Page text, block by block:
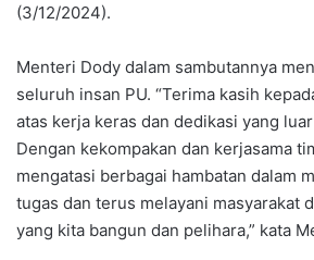
(3/12/2024).
Menteri Dody dalam sambutannya
seluruh insan PU. “Terima kasih
atas kerja keras dan dedikasi yang
Dengan kekompakan dan kerjasama
mengatasi berbagai hambatan dalam
tugas dan terus melayani masyarakat
yang kita bangun dan pelihara,” kata